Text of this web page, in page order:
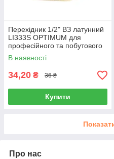
Перехідник 1/2" ВЗ латунний
LI333S OPTIMUM для
професійного та побутового
застосування
В наявності
34,20 ₴ 36 ₴
Купити
Про нас